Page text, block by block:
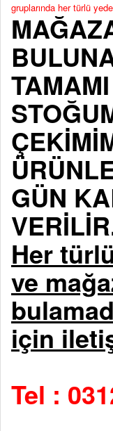
gruplarında her türlü
TAMAMI
GÜN
Her
ve
için
Tel :